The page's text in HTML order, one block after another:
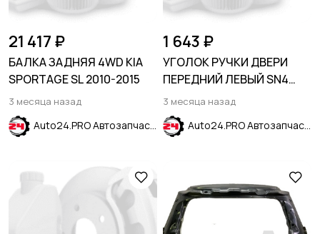
21 417 ₽
БАЛКА ЗАДНЯЯ 4WD KIA
SPORTAGE SL 2010-2015
3 месяца назад
Auto24.PRO Автозапчасти
1 643 ₽
УГОЛОК РУЧКИ ДВЕРИ
ПЕРЕДНИЙ ЛЕВЫЙ SN4
оранжевый HYUNDAI
CRETA 2016-2021
3 месяца назад
Auto24.PRO Автозапчасти